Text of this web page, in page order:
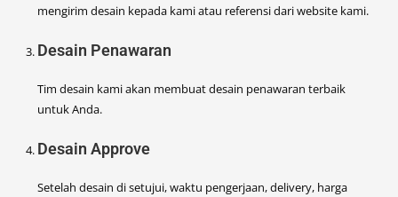
mengirim desain kepada kami atau referensi dari website kami.
Desain Penawaran
Tim desain kami akan membuat desain penawaran terbaik
untuk Anda.
Desain Approve
Setelah desain di setujui, waktu pengerjaan, delivery, harga